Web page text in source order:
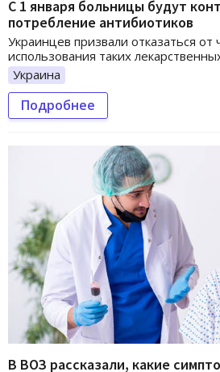
С 1 января больницы будут
потребление антибиотиков
Украинцев призвали отказаться от
использования таких
Украина
Подробнее
В ВОЗ рассказали, какие